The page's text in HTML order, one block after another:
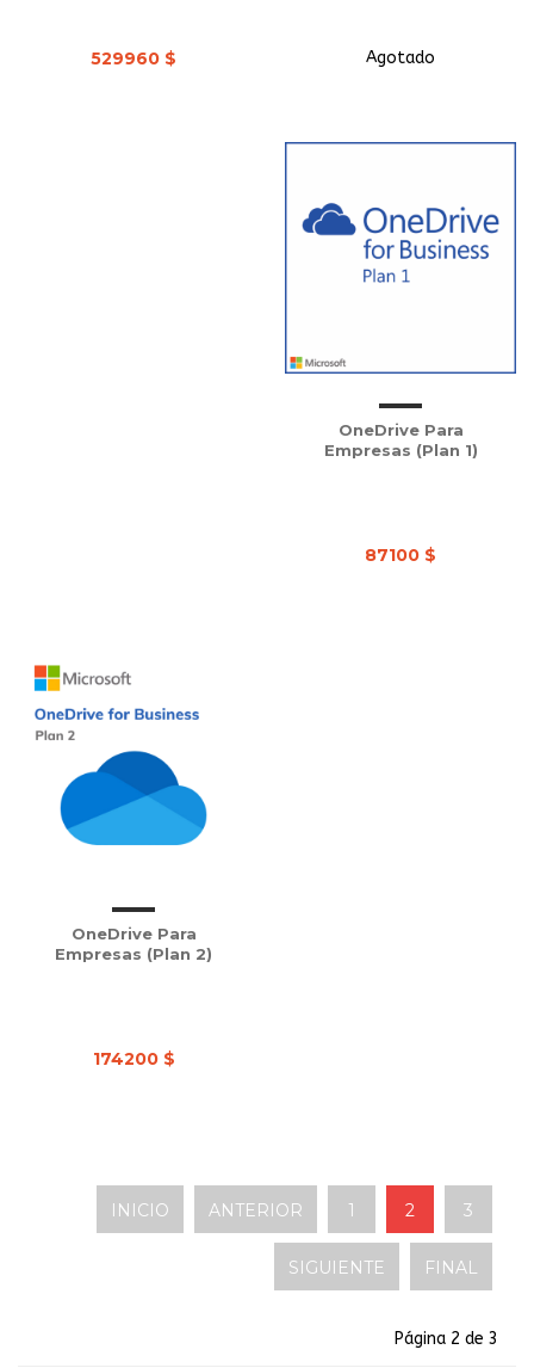
529960 $ Agotado
OneDrive Para
Empresas (Plan 1)
87100 $
OneDrive Para
Empresas (Plan 2)
174200 $
INICIO ANTERIOR 1 2 3
SIGUIENTE FINAL
Página 2 de 3